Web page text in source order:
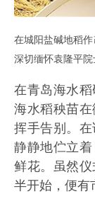
在城阳盐碱地稻
深切缅怀袁隆平
在青岛海水
海水稻秧苗
挥手告别。
静静地伫立
鲜花。虽然
半开始，便有